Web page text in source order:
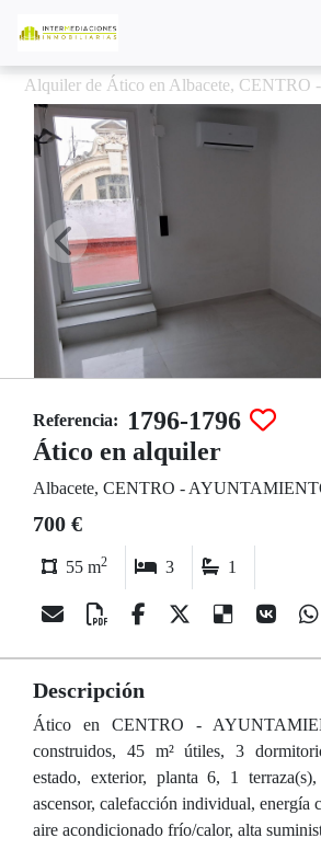
Alquiler de Ático en Albacete,
Referencia:
1796-1796
Ático en alquiler
Albacete, CENTRO -
700 €
55 m2 3 1
Descripción
Ático en CENTRO -
construidos, 45 m² útiles, 3
estado, exterior, planta 6, 1
ascensor, calefacción individual, energía
aire acondicionado frío/calor, alta